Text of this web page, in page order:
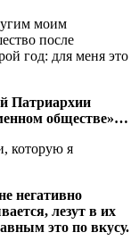
моим
после
год: для меня это
Патриархии
обществе»…
которую я
негативно
лезут в их
это по вкусу.